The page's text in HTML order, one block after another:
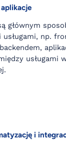
głównym
usługami, np.
usługami
i